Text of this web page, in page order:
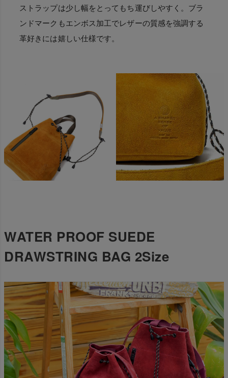
ストラップは少し幅をとってもち運びしやすく。ブラ
ンドマークもエンボス加工でレザーの質感を強調する
革好きには嬉しい仕様です。
WATER PROOF SUEDE
DRAWSTRING BAG 2Size